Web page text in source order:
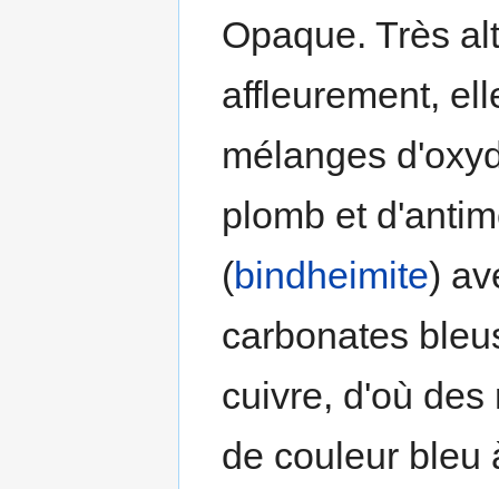
Opaque. Très
affleurement,
mélanges
plomb et
(bindheimite)
carbonates
cuivre, d'où
de couleur bleu